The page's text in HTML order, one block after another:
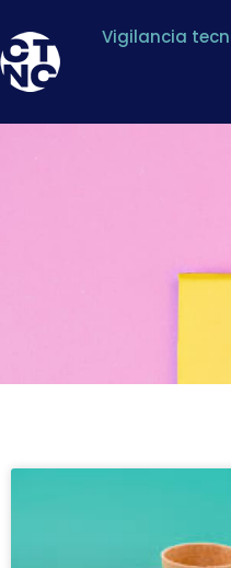
Vigilancia